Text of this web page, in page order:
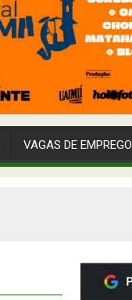
VAGAS DE EMPREGO